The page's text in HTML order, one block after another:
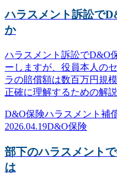
ハラスメント訴訟で
か
ハラスメント訴訟でD&O
ーしますが、役員本人の
ラの賠償額は数百万円規
正確に理解するための解
D&O保険ハラスメント 補
2026.04.19D&O保険
部下のハラスメント
は